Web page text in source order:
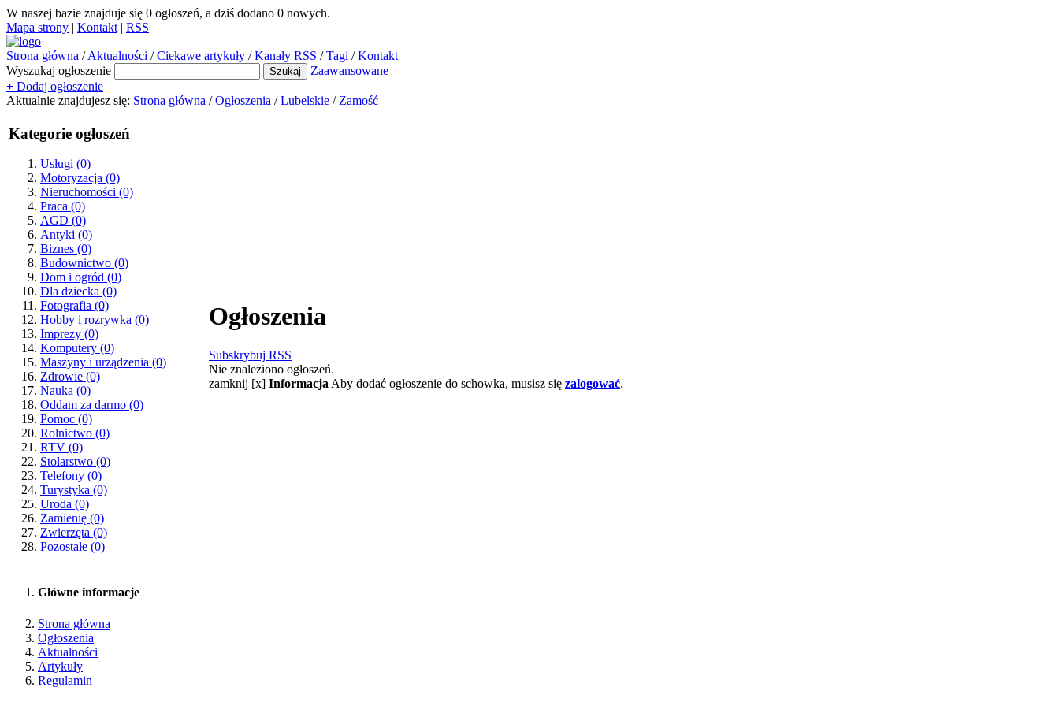
W naszej bazie znajduje się 0 ogłoszeń, a dziś dodano 0 nowych.
Mapa strony | Kontakt | RSS
Strona główna / Aktualności / Ciekawe artykuły / Kanały RSS / Tagi / Kontakt
Wyszukaj ogłoszenie
Zaawansowane
+ Dodaj ogłoszenie
Aktualnie znajdujesz się: Strona główna / Ogłoszenia / Lubelskie / Zamość
Kategorie ogłoszeń
Usługi (0)
Motoryzacja (0)
Nieruchomości (0)
Praca (0)
AGD (0)
Antyki (0)
Biznes (0)
Budownictwo (0)
Dom i ogród (0)
Dla dziecka (0)
Fotografia (0)
Hobby i rozrywka (0)
Imprezy (0)
Komputery (0)
Maszyny i urządzenia (0)
Zdrowie (0)
Nauka (0)
Oddam za darmo (0)
Pomoc (0)
Rolnictwo (0)
RTV (0)
Stolarstwo (0)
Telefony (0)
Turystyka (0)
Uroda (0)
Zamienię (0)
Zwierzęta (0)
Pozostałe (0)
Ogłoszenia
Subskrybuj RSS
Nie znaleziono ogłoszeń.
zamknij [x] Informacja Aby dodać ogłoszenie do schowka, musisz się zalogować.
Główne informacje
Strona główna
Ogłoszenia
Aktualności
Artykuły
Regulamin